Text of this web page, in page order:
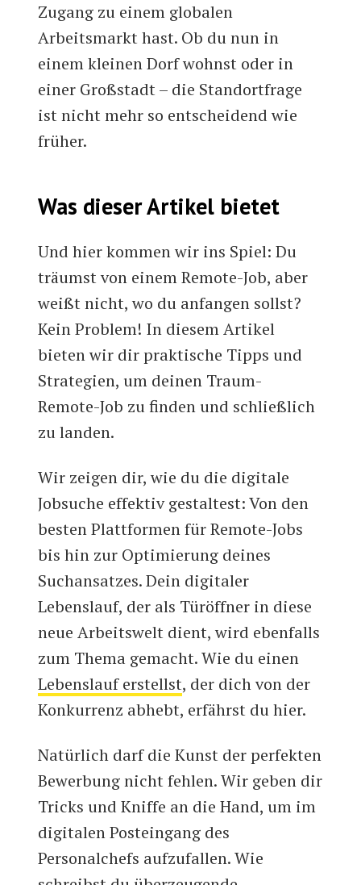
Zugang zu einem globalen
Arbeitsmarkt hast. Ob du nun in
einem kleinen Dorf wohnst oder in
einer Großstadt – die Standortfrage
ist nicht mehr so entscheidend wie
früher.
Was dieser Artikel bietet
Und hier kommen wir ins Spiel: Du
träumst von einem Remote-Job, aber
weißt nicht, wo du anfangen sollst?
Kein Problem! In diesem Artikel
bieten wir dir praktische Tipps und
Strategien, um deinen Traum-
Remote-Job zu finden und schließlich
zu landen.
Wir zeigen dir, wie du die digitale
Jobsuche effektiv gestaltest: Von den
besten Plattformen für Remote-Jobs
bis hin zur Optimierung deines
Suchansatzes. Dein digitaler
Lebenslauf, der als Türöffner in diese
neue Arbeitswelt dient, wird ebenfalls
zum Thema gemacht. Wie du einen
Lebenslauf erstellst, der dich von der
Konkurrenz abhebt, erfährst du hier.
Natürlich darf die Kunst der perfekten
Bewerbung nicht fehlen. Wir geben dir
Tricks und Kniffe an die Hand, um im
digitalen Posteingang des
Personalchefs aufzufallen. Wie